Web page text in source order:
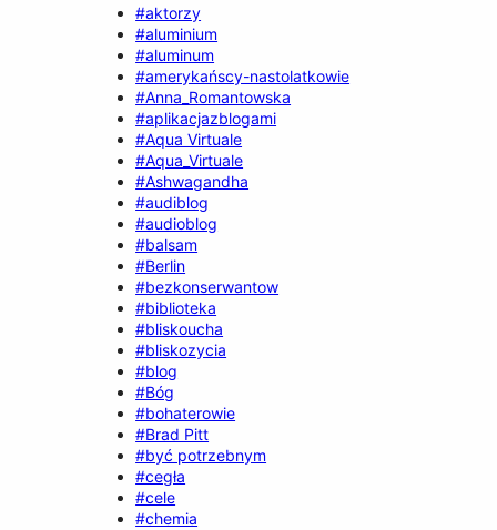
#aktorzy
#aluminium
#aluminum
#amerykańscy-nastolatkowie
#Anna_Romantowska
#aplikacjazblogami
#Aqua Virtuale
#Aqua_Virtuale
#Ashwagandha
#audiblog
#audioblog
#balsam
#Berlin
#bezkonserwantow
#biblioteka
#bliskoucha
#bliskozycia
#blog
#Bóg
#bohaterowie
#Brad Pitt
#być potrzebnym
#cegła
#cele
#chemia